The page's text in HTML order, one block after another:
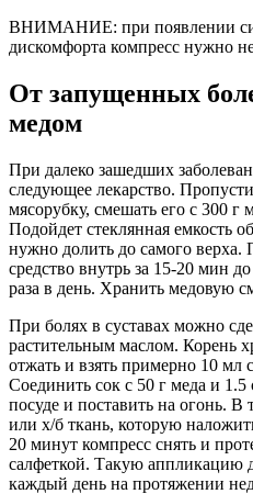
ВНИМАНИЕ: при появлении
дискомфорта компресс нужно
От запущенных
медом
При далеко зашедших
следующее лекарство.
мясорубку, смешать его с 300 г
Подойдет стеклянная емкость
нужно долить до самого
средство внутрь за 15-20 мин
раза в день. Хранить медовую
При болях в суставах можно
растительным маслом. Корень
отжать и взять примерно 10 мл
Соединить сок с 50 г меда и 1.5
посуде и поставить на огонь. В
или х/б ткань, которую
20 минут компресс снять и
салфеткой. Такую аппликацию
каждый день на протяжении